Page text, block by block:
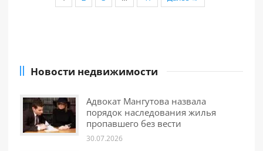
Новости недвижимости
Адвокат Мангутова назвала
порядок наследования жилья
пропавшего без вести
30.07.2026